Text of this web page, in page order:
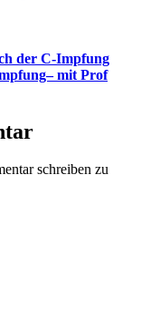
der C-Impfung
mit Prof
schreiben zu